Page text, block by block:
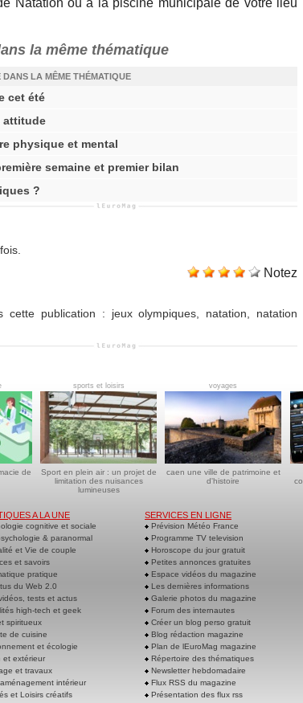
Natation ou à la piscine municipale de votre lieu
la même thématique
LA MÊME THÉMATIQUE
cet été
attitude
physique et mental
semaine et premier bilan
?
Notez
cette publication : jeux olympiques natation
natation
de
sports et loisirs
Sport en plein air : un projet de
limitation des nuisances
lumineuses
voyages
caen une ville de patrimoine et
d'histoire
A LA UNE
cognitive et sociale
& paranormal
et Vie de couple
et savoirs
pratique
du Web 2.0
tests et actus
high-tech et geek
spiritueux
de cuisine
et écologie
et extérieur
et travaux
intérieur
et Loisirs créatifs
SERVICES EN LIGNE
Prévision Météo France
Programme TV television
Horoscope du jour gratuit
Petites annonces gratuites
Espace vidéos du magazine
Les dernières informations
Galerie photos du magazine
Forum des internautes
Créer un blog perso gratuit
Blog rédaction magazine
Plan de lEuroMag magazine
Répertoire des thématiques
Newsletter hebdomadaire
Flux RSS du magazine
Présentation des flux rss